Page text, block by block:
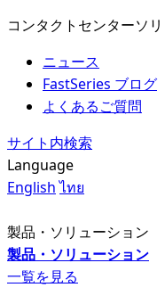
コンタクトセンターソ
ニュース
FastSeries ブログ
よくあるご質問
サイト内検索
Language
English ไทย
製品・ソリューション
製品・ソリューション
一覧を見る